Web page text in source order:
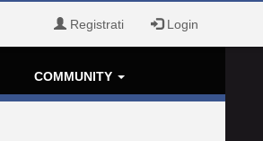
Registrati Login
COMMUNITY